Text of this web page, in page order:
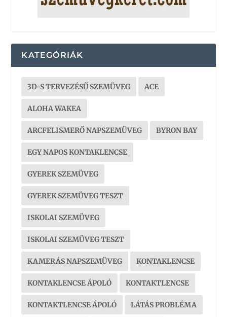
KATEGÓRIÁK
3D-S TERVEZÉSŰ SZEMÜVEG ACE
ALOHA WAKEA
ARCFELISMERŐ NAPSZEMÜVEG BYRON BAY
EGY NAPOS KONTAKLENCSE
GYEREK SZEMÜVEG
GYEREK SZEMÜVEG TESZT
ISKOLAI SZEMÜVEG
ISKOLAI SZEMÜVEG TESZT
KAMERÁS NAPSZEMÜVEG KONTAKLENCSE
KONTAKLENCSE ÁPOLÓ KONTAKTLENCSE
KONTAKTLENCSE ÁPOLÓ LÁTÁS PROBLÉMA